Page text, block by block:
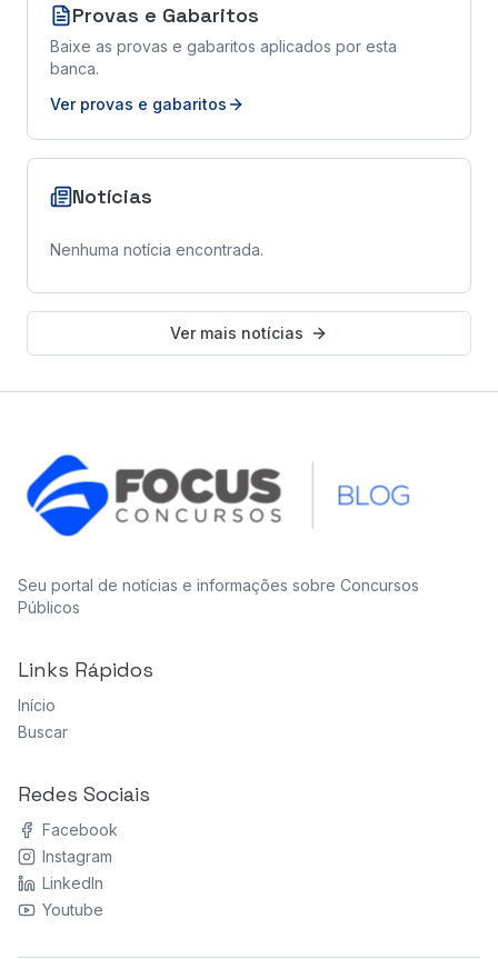
Provas e Gabaritos
Baixe as provas e gabaritos aplicados por esta
banca.
Ver provas e gabaritos
Notícias
Nenhuma notícia encontrada.
Ver mais notícias
Seu portal de notícias e informações sobre Concursos
Públicos
Links Rápidos
Início
Buscar
Redes Sociais
Facebook
Instagram
LinkedIn
Youtube